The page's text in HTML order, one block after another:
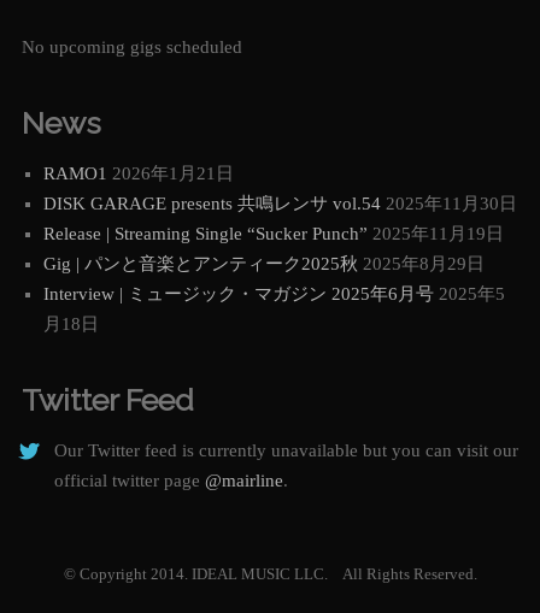
No upcoming gigs scheduled
News
RAMO1 2026年1月21日
DISK GARAGE presents 共鳴レンサ vol.54 2025年11月30日
Release | Streaming Single “Sucker Punch” 2025年11月19日
Gig | パンと音楽とアンティーク2025秋 2025年8月29日
Interview | ミュージック・マガジン 2025年6月号 2025年5
月18日
Twitter Feed
Our Twitter feed is currently unavailable but you can visit our
official twitter page @mairline.
© Copyright 2014. IDEAL MUSIC LLC. All Rights Reserved.